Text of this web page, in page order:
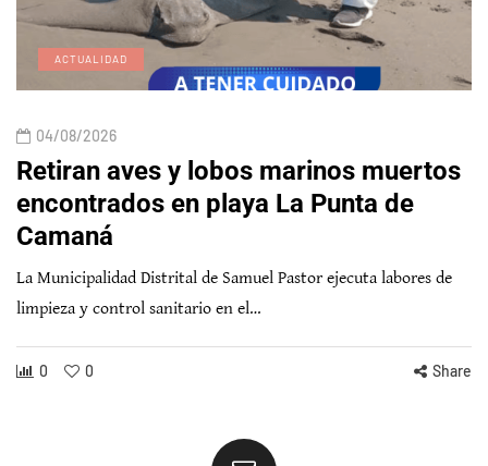
ACTUALIDAD
04/08/2026
Retiran aves y lobos marinos muertos
encontrados en playa La Punta de
Camaná
La Municipalidad Distrital de Samuel Pastor ejecuta labores de
limpieza y control sanitario en el…
0 0 Share